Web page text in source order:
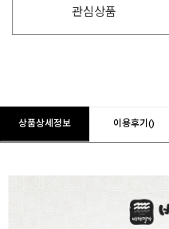
관심상품
상품상세정보 이용후기()